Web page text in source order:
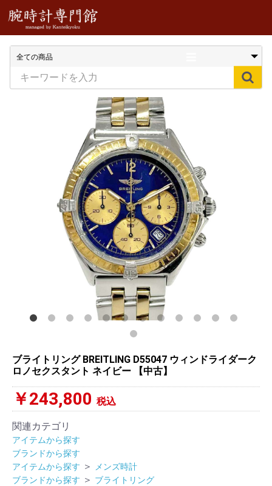
ブライトリング BREITLING D55047 ウィンドライダーク
ロノセクスタント ネイビー 【中古】
￥243,800 税込
関連カテゴリ
アイテムから探す
ブランドから探す
アイテムから探す ＞
メンズ時計
ブランドから探す ＞ ブライトリング